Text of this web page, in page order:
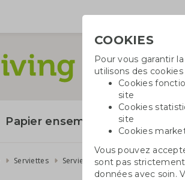
Papier ensemencé Sacs en
Serviettes Serviette absorbante
COOKIES
Pour vous garantir
utilisons des cookies
Cookies
site
Cookies
site
Cookies
Vous pouvez
sont pas
données avec soin.